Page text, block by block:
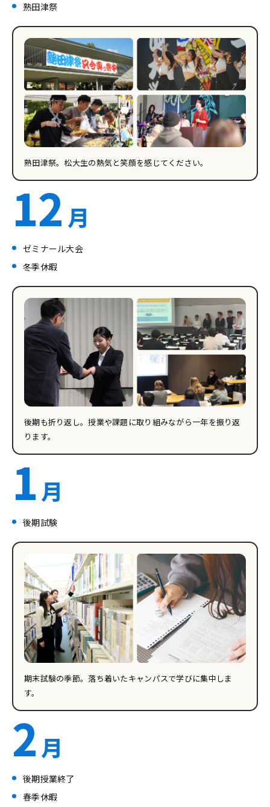
熟田津祭
熟田津祭。松大生の熱気と笑顔を感じてください。
12 月
ゼミナール大会
冬季休暇
後期も折り返し。授業や課題に取り組みながら一年を振り返
ります。
1月
後期試験
期末試験の季節。落ち着いたキャンパスで学びに集中しま
す。
2月
後期授業終了
春季休暇